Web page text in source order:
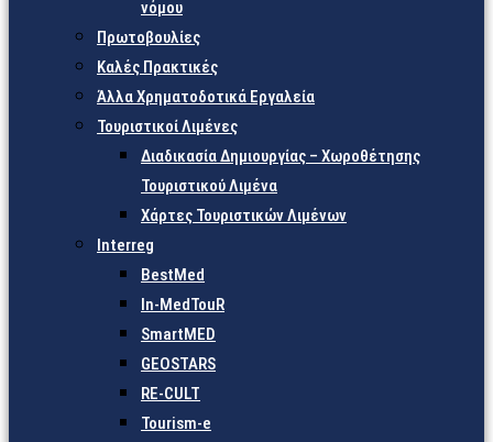
νόμου
Πρωτοβουλίες
Καλές Πρακτικές
Άλλα Χρηματοδοτικά Εργαλεία
Τουριστικοί Λιμένες
Διαδικασία Δημιουργίας – Χωροθέτησης
Τουριστικού Λιμένα
Χάρτες Τουριστικών Λιμένων
Interreg
BestMed
In-MedTouR
SmartMED
GEOSTARS
RE-CULT
Tourism-e